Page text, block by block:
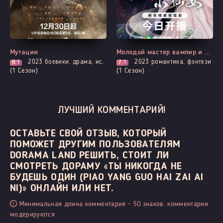
Все серии
Мутации
8.1 2023 боевики, драма, история, про призраков, демонов и сверхъестественное, триллер, ужасы
(1 Сезон)
Все серии
Молодой мастер вампир и маленькая ведьма
7.1 2023 романтика, фэнтези
(1 Сезон)
ЛУЧШИЙ КОММЕНТАРИЙ!
ОСТАВЬТЕ СВОЙ ОТЗЫВ, КОТОРЫЙ
ПОМОЖЕТ ДРУГИМ ПОЛЬЗОВАТЕЛЯМ
DORAMA LAND РЕШИТЬ, СТОИТ ЛИ
СМОТРЕТЬ ДОРАМУ «ТЫ НИКОГДА НЕ
БУДЕШЬ ОДИН (PIAO YANG GUO HAI ZAI AI
NI)» ОНЛАЙН ИЛИ НЕТ.
Минимальная длина комментария - 50 знаков. комментарии
модерируются